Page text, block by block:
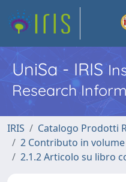
UniSa - IRIS
Research
IRIS
Catalogo Prodotti
2 Contributo in
2.1.2 Articolo su libro